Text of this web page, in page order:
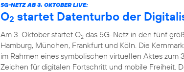
5G-NETZ AB 3. OKTOBER LIVE:
O2 startet Datenturbo der
Am 3. Oktober startet O2 das 5G-Netz in den fünf
Hamburg, München, Frankfurt und Köln. Die
im Rahmen eines symbolischen virtuellen Aktes zum
Zeichen für digitalen Fortschritt und mobile Freiheit.